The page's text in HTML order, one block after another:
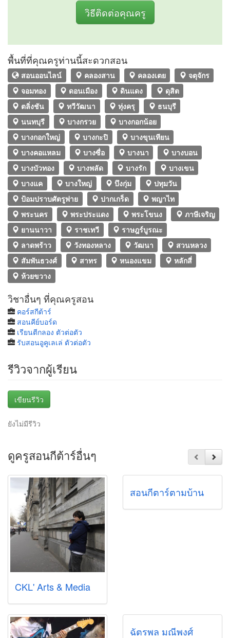
วิธีติดต่อคุณครู
พื้นที่ที่คุณครูท่านนี้สะดวกสอน
สอนออนไลน์ คลองสาน คลองเตย
จตุจักร
จอมทอง
ดอนเมือง ดินแดง
ดุสิต
ตลิ่งชัน
ทวีวัฒนา ทุ่งครุ
ธนบุรี
นนทบุรี
บางกรวย
บางกอกน้อย
บางกอกใหญ่
บางกะปิ
บางขุนเทียน
บางคอแหลม
บางซื่อ บางนา
บางบอน
บางบัวทอง
บางพลัด บางรัก
บางเขน
บางแค
บางใหญ่ บึงกุ่ม
ปทุมวัน
ป้อมปราบศัตรูพ่าย
ปากเกร็ด
พญาไท
พระนคร
พระประแดง พระโขนง
ภาษีเจริญ
ยานนาวา
ราชเทวี
ราษฎร์บูรณะ
ลาดพร้าว
วังทองหลาง วัฒนา
สวนหลวง
สัมพันธวงศ์
สาทร หนองแขม
หลักสี่
ห้วยขวาง
วิชาอื่นๆ ที่คุณครูสอน
คอร์สกีต้าร์
สอนคีย์บอร์ด
เรียนตีกลอง ตัวต่อตัว
รับสอนอูคูเลเล่ ตัวต่อตัว
รีวิวจากผู้เรียน
เขียนรีวิว
ยังไม่มีรีวิว
ดูครูสอนกีต้าร์อื่นๆ
CKL' Arts & Media
สอนกีตาร์ตามบ้าน
ฉัตรพล มณีพงศ์